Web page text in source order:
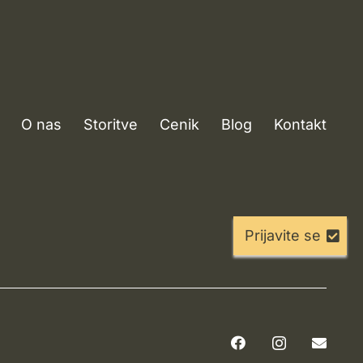
O nas Storitve Cenik Blog Kontakt
Prijavite se